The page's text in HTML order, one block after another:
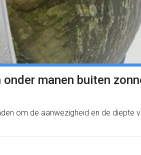
manen buiten
om de aanwezigheid en de diepte